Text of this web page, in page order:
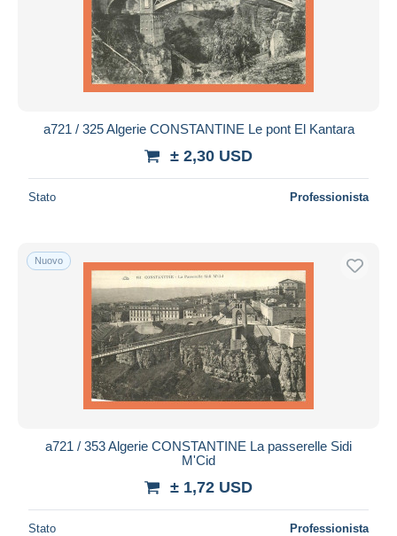
a721 / 325 Algerie CONSTANTINE Le pont El Kantara
± 2,30 USD
Stato Professionista
Nuovo
a721 / 353 Algerie CONSTANTINE La passerelle Sidi
M'Cid
± 1,72 USD
Stato Professionista